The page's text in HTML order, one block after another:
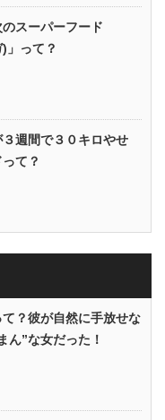
スーパーフード
」って？
週間で３０キロやせ
て？
て？彼が自然に手放せな
ん”な女だった！